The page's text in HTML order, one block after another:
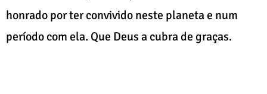
honrado por ter convivido neste planeta e num
período com ela. Que Deus a cubra de graças.